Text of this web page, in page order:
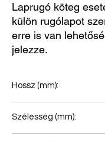
Laprugó köteg
külön rugólapot
erre is van
jelezze.
Hossz (mm):
Szélesség (mm):